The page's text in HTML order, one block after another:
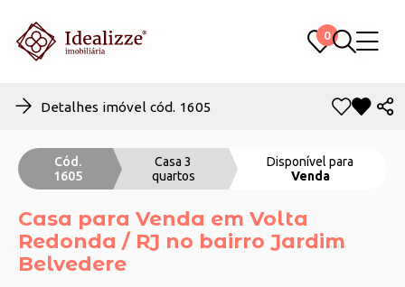
0
0
Detalhes imóvel cód. 1605
Cód.
1605
Casa 3
quartos
Disponível para
Venda
Casa para Venda em Volta
Redonda / RJ no bairro Jardim
Belvedere